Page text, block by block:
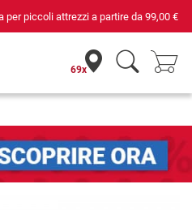
per piccoli attrezzi a partire da 99,00 €
69x